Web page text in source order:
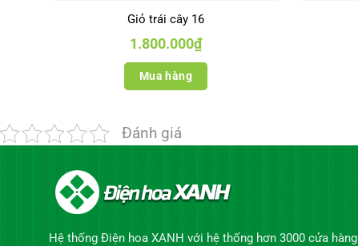
Giỏ trái cây 16
1.800.000₫
Mua hàng
Đánh giá
Hệ thống Điện hoa XANH với hệ thống hơn 3000 cửa hàng